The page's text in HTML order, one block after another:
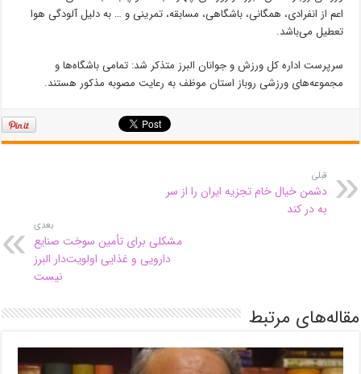
اعم از انفرادی، همگانی، باشگاهی، مسابقه، تمرینی و … به دلیل آلودگی هوا
تعطیل می‌باشد.
سرپرست اداره کل ورزش و جوانان البرز متذکر شد: تمامی باشگاه‌ها و
مجموعه‌های ورزشی روباز استان موظف به رعایت مصوبه مذکور هستند.
قبلی
دشمن خیال خام تجزیه ایران را از سر
به در کند
بعدی
مشکلی برای تأمین سوخت صنایع
دارویی و غذایی اولویت‌دار البرز
نیست
مقاله‌های مرتبط